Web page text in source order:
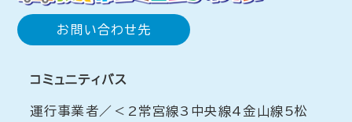
お問い合わせ先
コミュニティバス
運行事業者／＜2常宮線3中央線4金山線5松